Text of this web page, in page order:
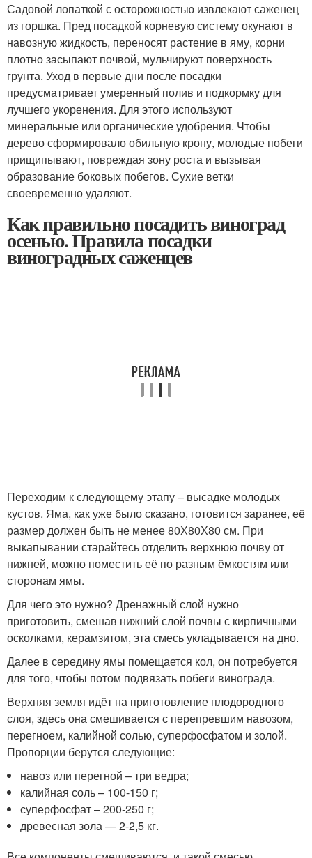
Садовой лопаткой с осторожностью извлекают саженец
из горшка. Пред посадкой корневую систему окунают в
навозную жидкость, переносят растение в яму, корни
плотно засыпают почвой, мульчируют поверхность
грунта. Уход в первые дни после посадки
предусматривает умеренный полив и подкормку для
лучшего укоренения. Для этого используют
минеральные или органические удобрения. Чтобы
дерево сформировало обильную крону, молодые побеги
прищипывают, повреждая зону роста и вызывая
образование боковых побегов. Сухие ветки
своевременно удаляют.
Как правильно посадить виноград
осенью. Правила посадки
виноградных саженцев
Переходим к следующему этапу – высадке молодых
кустов. Яма, как уже было сказано, готовится заранее, её
размер должен быть не менее 80Х80Х80 см. При
выкапывании старайтесь отделить верхнюю почву от
нижней, можно поместить её по разным ёмкостям или
сторонам ямы.
Для чего это нужно? Дренажный слой нужно
приготовить, смешав нижний слой почвы с кирпичными
осколками, керамзитом, эта смесь укладывается на дно.
Далее в середину ямы помещается кол, он потребуется
для того, чтобы потом подвязать побеги винограда.
Верхняя земля идёт на приготовление плодородного
слоя, здесь она смешивается с перепревшим навозом,
перегноем, калийной солью, суперфосфатом и золой.
Пропорции берутся следующие:
навоз или перегной – три ведра;
калийная соль – 100-150 г;
суперфосфат – 200-250 г;
древесная зола — 2-2,5 кг.